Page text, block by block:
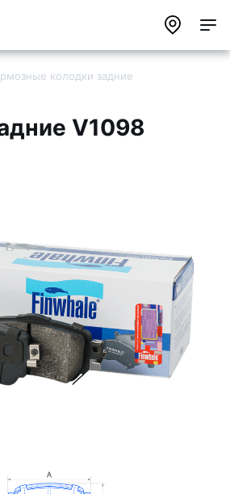
колодки задние
V1098